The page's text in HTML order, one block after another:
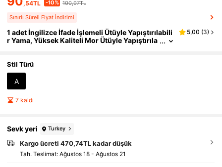
,54TL -10% 100,97TL
Sınırlı Süreli Fiyat İndirimi
1 adet İngilizce İfade İşlemeli Ütüyle Yapıştırılabili
r Yama, Yüksek Kaliteli Mor Ütüyle Yapıştırıla
ndur - Kendin Yap El Sanatı Aksesuarı
5,00 (3)
Stil Türü
A
7 kaldı
Sevk yeri Turkey
Kargo ücreti 470,74TL kadar düşük
Tah. Teslimat: Ağustos 18 - Ağustos 21